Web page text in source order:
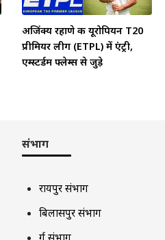
अजिंक्य रहाणे की यूरोपियन T20
प्रीमियर लीग (ETPL) में एंट्री,
एम्स्टर्डम फ्लेम्स से जुड़े
संभाग
रायपुर संभाग
बिलासपुर संभाग
दुर्ग संभाग